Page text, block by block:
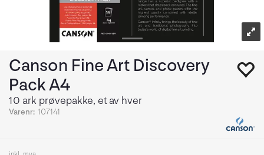
Canson Fine Art Discovery
Pack A4
10 ark prøvepakke, et av hver
Varenr: 107141